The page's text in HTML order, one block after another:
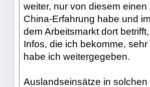
weiter, nur von diesem
China-Erfahrung habe und
dem Arbeitsmarkt dort
Infos, die ich bekomme,
habe ich weitergegeben.
Auslandseinsätze in